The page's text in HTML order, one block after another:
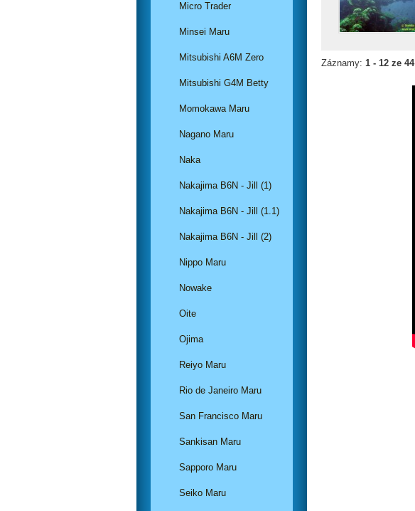
Záznamy: 1 - 12 ze 44
Micro Trader
Minsei Maru
Mitsubishi A6M Zero
Mitsubishi G4M Betty
Momokawa Maru
Nagano Maru
Naka
Nakajima B6N - Jill (1)
Nakajima B6N - Jill (1.1)
Nakajima B6N - Jill (2)
Nippo Maru
Nowake
Oite
Ojima
Reiyo Maru
Rio de Janeiro Maru
San Francisco Maru
Sankisan Maru
Sapporo Maru
Seiko Maru